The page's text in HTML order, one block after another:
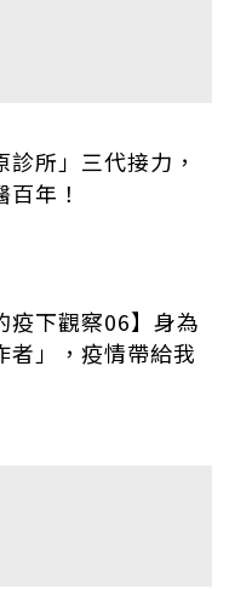
診所」三代接力，
年！
疫下觀察06】身為
者」，疫情帶給我